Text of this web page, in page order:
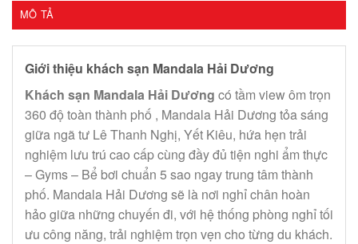
MÔ TẢ
Giới thiệu khách sạn Mandala Hải Dương
Khách sạn Mandala Hải Dương có tầm view ôm trọn
360 độ toàn thành phố , Mandala Hải Dương tỏa sáng
giữa ngã tư Lê Thanh Nghị, Yết Kiêu, hứa hẹn trải
nghiệm lưu trú cao cấp cùng đầy đủ tiện nghi ẩm thực
– Gyms – Bể bơi chuẩn 5 sao ngay trung tâm thành
phố. Mandala Hải Dương sẽ là nơi nghỉ chân hoàn
hảo giữa những chuyến đi, với hệ thống phòng nghỉ tối
ưu công năng, trải nghiệm trọn vẹn cho từng du khách.